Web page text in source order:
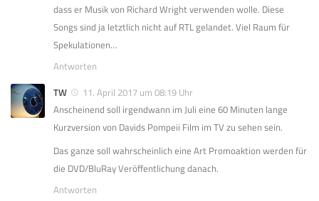
dass er Musik von Richard Wright verwenden wolle. Diese
Songs sind ja letztlich nicht auf RTL gelandet. Viel Raum für
Spekulationen…
Antworten
TW
11. April 2017 um 08:19 Uhr
Anscheinend soll irgendwann im Juli eine 60 Minuten lange
Kurzversion von Davids Pompeii Film im TV zu sehen sein.
Das ganze soll wahrscheinlich eine Art Promoaktion werden für
die DVD/BluRay Veröffentlichung danach.
Antworten